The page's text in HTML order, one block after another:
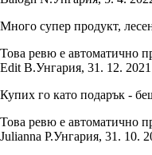
Много супер продукт,
Това ревю е автоматично
Edit B.Унгария, 31. 12. 2021
Купих го като подарък -
Това ревю е автоматично
Julianna P.Унгария, 31. 10.